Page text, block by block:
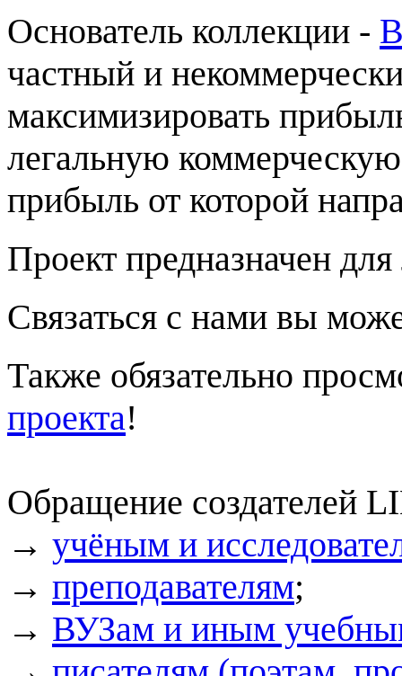
Основатель коллекции -
частный и
максимизировать
легальную
прибыль от которой
Проект предназначен
Связаться с нами вы
Также обязательно
проекта!
Обращение создателей
→ учёным и
→ преподавателям;
→ ВУЗам и иным